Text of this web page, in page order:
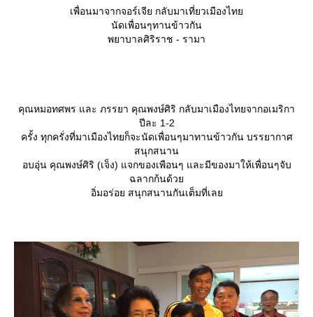
เพื่อนมาจากจอร์เจีย กลับมาเที่ยวเมืองไท
นัดเพื่อนๆทานข้าวกัน
พยาบาลศิริราช - รามา
คุณหมอทศพร และ ภรรยา คุณพงษ์ศิริ กลับมาเมืองไทยจากอเมริกา
ปีละ 1-2
ครั้ง ทุกครั่งที่มาเมืองไทยก็จะนัดเพื่อนๆมาทานข้าวกัน บรรยากาศ
สนุกสนาน
อบอุ่น คุณพงษ์ศิริ (เจ็ง) แจกของเพือนๆ และมีของมาให้เพื่อนๆจับ
ฉลากก้นด้ว
อิ่มอร่อย สนุกสนานกันเต็มที่เล